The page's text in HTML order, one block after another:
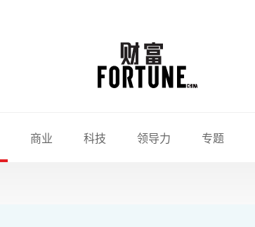
商业 科技 领导力 专题